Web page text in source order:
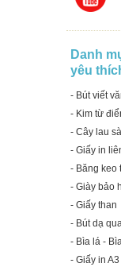
Danh
yêu
- Bút viết
- Kim từ
- Cây lau
- Giấy in
- Băng keo
- Giày bảo
- Giấy than
- Bút dạ
- Bìa lá -
- Giấy in A3